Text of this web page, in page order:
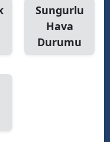
Sungurlu
Hava
Durumu